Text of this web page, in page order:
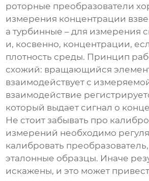
роторные преобразователи
измерения концентрации
а турбинные – для измерения
и, косвенно, концентрации,
плотность среды. Принцип
схожий: вращающийся
взаимодействует с
взаимодействие
который выдает сигнал о
Не стоит забывать про
измерений необходимо
калибровать
эталонные образцы. Иначе
искажены, и это может